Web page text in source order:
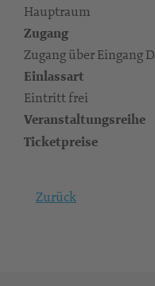
Hauptraum
Zugang
Zugang über Eingang D
Einlassart
Eintritt frei
Veranstaltungsreihe
Ticketpreise
Zurück